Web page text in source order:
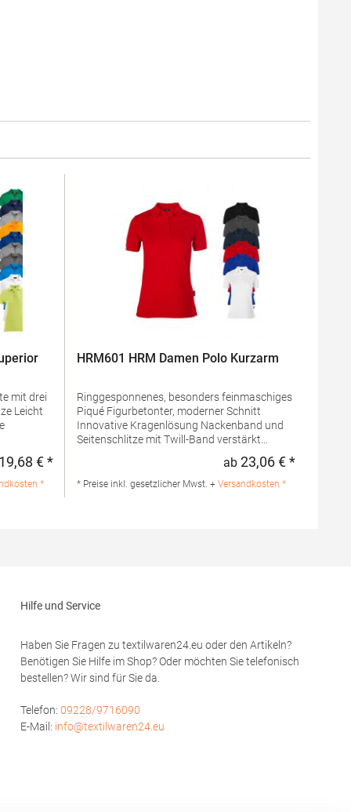
mit drei
/
/ 1%
Regulärer Preis:
€ *
*
HRM601 HRM Damen Polo Kurzarm
Ringgesponnenes, besonders feinmaschiges
Piqué Figurbetonter, moderner Schnitt
Innovative Kragenlösung Nackenband und
Seitenschlitze mit Twill-Band verstärkt
Ton) Ersatzknopf Labelfrei
textil.de
Regulärer
ab 23,06 € *
* Preise inkl. gesetzlicher Mwst. + Versandkosten *
Hilfe und Service
Haben Sie Fragen zu textilwaren24.eu oder den Artikeln?
Benötigen Sie Hilfe im Shop? Oder möchten Sie telefonisch
bestellen? Wir sind für Sie da.
Telefon: 09228/9716090
E-Mail: info@textilwaren24.eu